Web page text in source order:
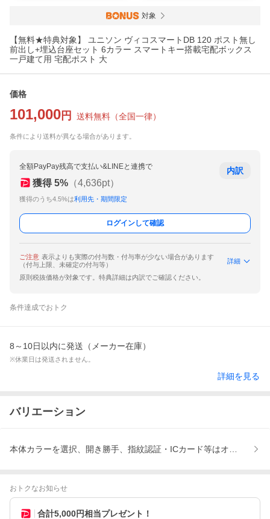
対象
【無料★特典対象】 ユニソン ヴィコスマートDB 120 ポスト無し
前出し+埋込台座セット 6カラー スマートキー搭載宅配ボックス
一戸建て用 宅配ポスト 大
価格
101,000 円 送料無料 （全国一律）
条件により送料が異なる場合があります。
全額PayPay残高で支払い&LINEと連携で
獲得 5% （4,636pt）
獲得のうち4.5%は利用先・期間限定
内訳
ログインして確認
ご注意 表示よりも実際の付与数・付与率が少ない場合があります
（付与上限、未確定の付与等）
詳細
原則税抜価格が対象です。特典詳細は内訳でご確認ください。
条件達成でおトク
8～10日以内に発送（メーカー在庫）
※休業日は発送されません。
詳細を見る
バリエーション
本体カラーを選択、開き勝手、指紋認証・ICカード等はオプショ
おトクなお知らせ
合計5,000円相当プレゼント！